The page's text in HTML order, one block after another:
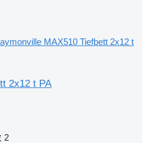
MAX510 Tiefbett 2x12 t
2x12 t PA
2